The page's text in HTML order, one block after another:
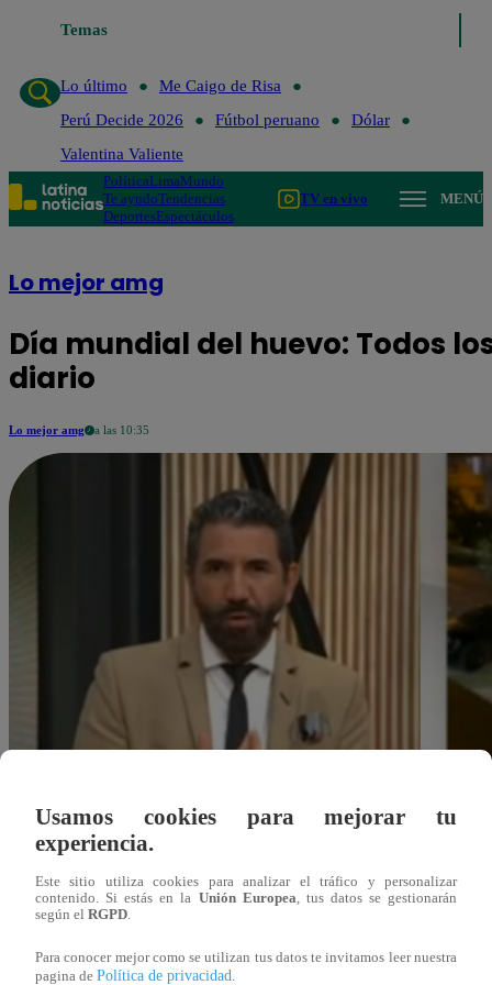
Temas
Lo último
Me Caigo de Risa
Perú Decide 2026
Fútbol peruano
Dólar
Valentina Valiente
PolíticaLimaMundo
Te ayudoTendencias
DeportesEspectáculos
TV en vivo MENÚ
Lo mejor amg
Día mundial del huevo: Todos
diario
Lo mejor amg a las 10:35
dleonardo@latina.pe
Usamos cookies para mejorar tu
experiencia.
Este sitio utiliza cookies para analizar el tráfico y personalizar
contenido. Si estás en la Unión Europea, tus datos se gestionarán
según el RGPD.
Para conocer mejor como se utilizan tus datos te invitamos leer nuestra
pagina de Política de privacidad.